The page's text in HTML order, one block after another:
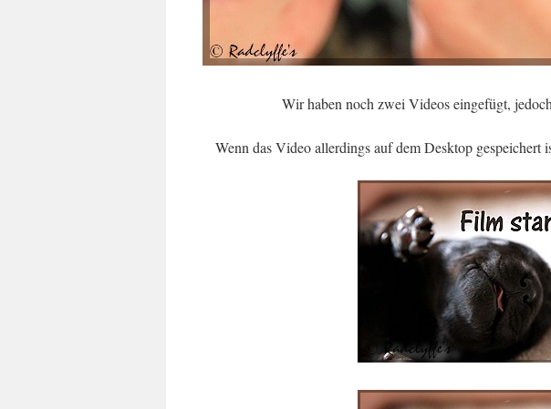
Wir haben noch zwei Videos eingefügt,
Wenn das Video allerdings auf dem Desktop gespeichert